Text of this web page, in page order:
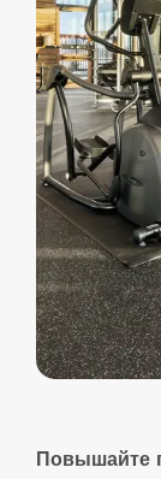
Повышайте